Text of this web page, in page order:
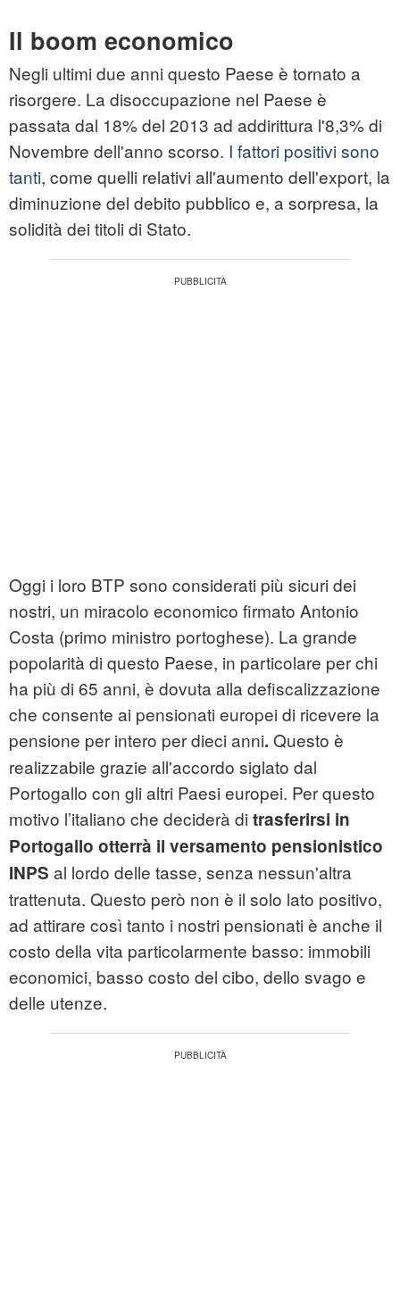
Il boom economico
Negli ultimi due anni questo Paese è tornato a
risorgere. La disoccupazione nel Paese è
passata dal 18% del 2013 ad addirittura l'8,3% di
Novembre dell'anno scorso. I fattori positivi sono
tanti, come quelli relativi all'aumento dell'export, la
diminuzione del debito pubblico e, a sorpresa, la
solidità dei titoli di Stato.
Oggi i loro BTP sono considerati più sicuri dei
nostri, un miracolo economico firmato Antonio
Costa (primo ministro portoghese). La grande
popolarità di questo Paese, in particolare per chi
ha più di 65 anni, è dovuta alla defiscalizzazione
che consente ai pensionati europei di ricevere la
pensione per intero per dieci anni. Questo è
realizzabile grazie all'accordo siglato dal
Portogallo con gli altri Paesi europei. Per questo
motivo l’italiano che deciderà di trasferirsi in
Portogallo otterrà il versamento pensionistico
INPS al lordo delle tasse, senza nessun'altra
trattenuta. Questo però non è il solo lato positivo,
ad attirare così tanto i nostri pensionati è anche il
costo della vita particolarmente basso: immobili
economici, basso costo del cibo, dello svago e
delle utenze.